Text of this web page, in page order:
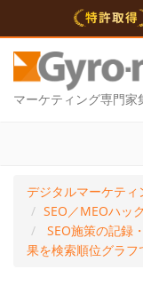
マーケティング専門家
デジタルマーケテ
SEO／MEOハッ
SEO施策の記録
果を検索順位グラフ